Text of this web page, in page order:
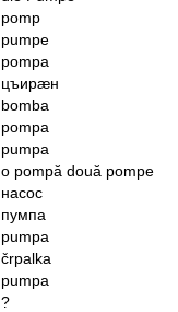
pomp
pumpe
pompa
цъирӕн
bomba
pompa
pumpa
o pompă două pompe
насос
пумпа
pumpa
črpalka
pumpa
?